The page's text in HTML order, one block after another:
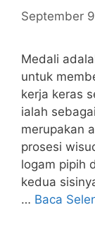
September
Medali
untuk
kerja keras
ialah
merupakan
prosesi
logam pipih
kedua
… Baca